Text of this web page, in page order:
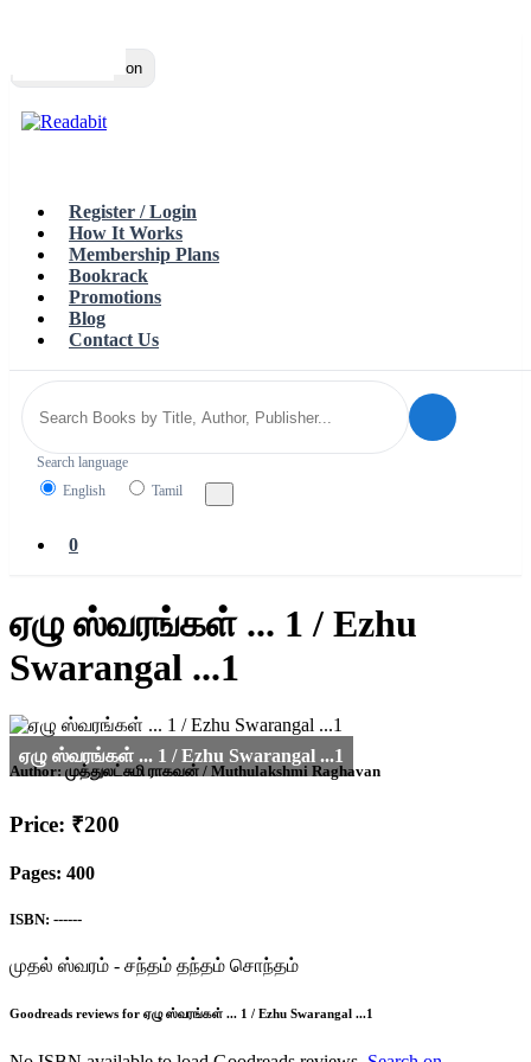
Toggle navigation
Register / Login
How It Works
Membership Plans
Bookrack
Promotions
Blog
Contact Us
Search language
English
Tamil
0
ஏழு ஸ்வரங்கள் ... 1 / Ezhu
Swarangal ...1
Author: முத்துலட்சுமி ராகவன் / Muthulakshmi Raghavan
Price: ₹200
Pages: 400
ISBN: ------
முதல் ஸ்வரம் - சந்தம் தந்தம் சொந்தம்
Goodreads reviews for ஏழு ஸ்வரங்கள் ... 1 / Ezhu Swarangal ...1